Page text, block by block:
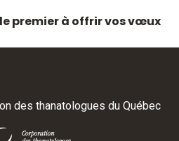
premier à offrir vos vœux
des thanatologues du Québec